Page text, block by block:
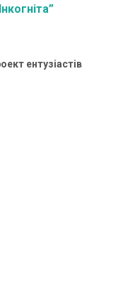
ентузіастів